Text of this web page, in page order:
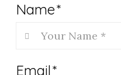
Name*
Email*